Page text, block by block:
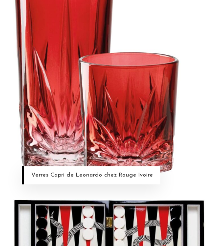
Verres Capri de Leonardo chez Rouge Ivoire